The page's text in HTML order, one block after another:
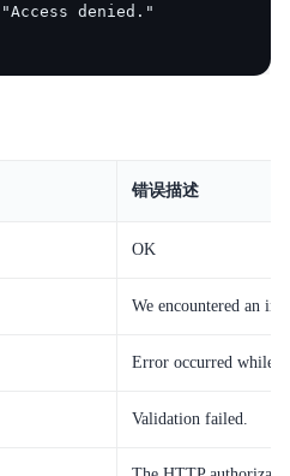
错误描述
OK
We encountered an
Error occurred while
Validation failed.